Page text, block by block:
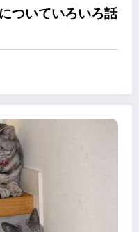
ついていろいろ話